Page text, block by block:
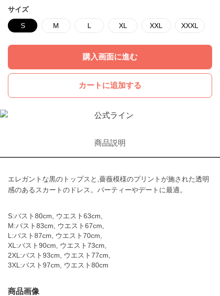
サイズ
S M L XL XXL XXXL
購入画面に進む
カートに追加する
商品説明
エレガントな黒のトップスと,薔薇模様のプリントが施された透明
感のあるスカートのドレス。パーティーやデートに最適。
S:バスト80cm, ウエスト63cm,
M:バスト83cm, ウエスト67cm,
L:バスト87cm, ウエスト70cm,
XL:バスト90cm, ウエスト73cm,
2XL:バスト93cm, ウエスト77cm,
3XL:バスト97cm, ウエスト80cm
商品画像